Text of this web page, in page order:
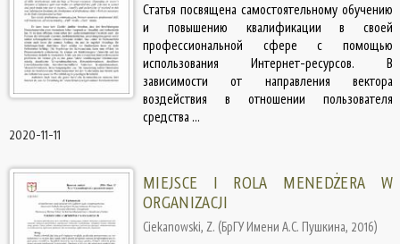
Статья посвящена самостоятельному обучению
и повышению квалификации в своей
профессиональной сфере с помощью
использования Интернет-ресурсов. В
зависимости от направления вектора
воздействия в отношении пользователя
средства ...
2020-11-11
MIEJSCE I ROLA MENEDŻERA W
ORGANIZACJI
Ciekanowski, Z. (БрГУ Имени А.С. Пушкина, 2016)